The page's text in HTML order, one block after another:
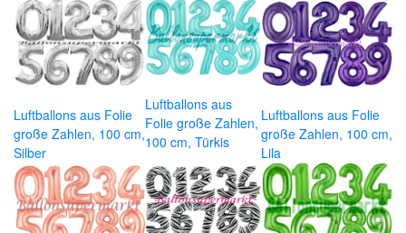
Luftballons aus Folie
große Zahlen, 100 cm,
Silber
Luftballons aus
Folie große Zahlen,
100 cm, Türkis
Luftballons aus Folie
große Zahlen, 100 cm,
Lila